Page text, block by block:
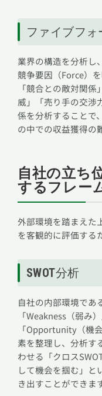
ファイブフ
業界の構造を分析し
競争要因（Force）
「競合との敵対関
威」「売り手の交渉
係を分析することで
の中での収益獲得の
自社の立ち
するフレー
外部環境を踏まえた
を客観的に評価する
SWOT分析
自社の内部環境であ
「Weakness（弱み
「Opportunity（機
素を整理し、分析す
わせる「クロス
して機会を掴む」と
き出すことができます